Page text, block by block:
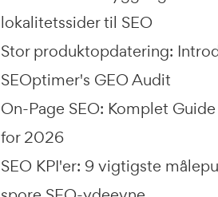
lokalitetssider til SEO
Stor produktopdatering:
SEOptimer's GEO Audit
On-Page SEO: Komplet
for 2026
SEO KPI'er: 9 vigtigste